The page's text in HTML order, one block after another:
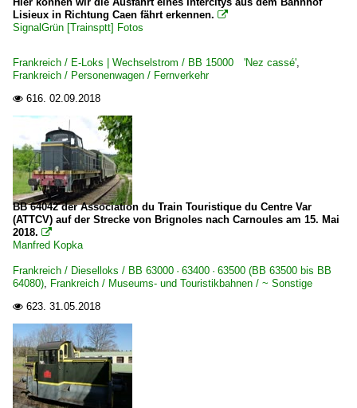
Lisieux in Richtung Caen fährt erkennen. 
SignalGrün [Trainsptt] Fotos
Frankreich / E-Loks | Wechselstrom / BB 15000 'Nez cassé',
Frankreich / Personenwagen / Fernverkehr
 616. 02.09.2018
BB 64042 der Association du Train Touristique du Centre Var
(ATTCV) auf der Strecke von Brignoles nach Carnoules am 15. Mai
2018. 
Manfred Kopka
Frankreich / Dieselloks / BB 63000 · 63400 · 63500 (BB 63500 bis BB
64080), Frankreich / Museums- und Touristikbahnen / ~ Sonstige
 623. 31.05.2018